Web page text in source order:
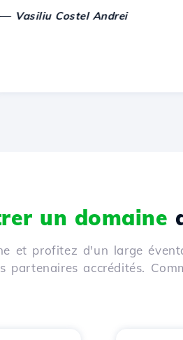
Costel Andrei
un domaine
et profitez d'un large
accrédités.